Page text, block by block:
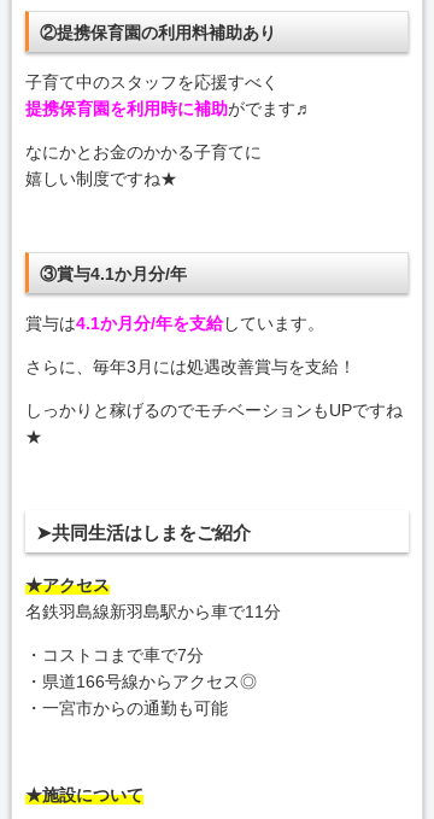
②提携保育園の利用料補助あり
子育て中のスタッフを応援すべく
提携保育園を利用時に補助がでます♬
なにかとお金のかかる子育てに
嬉しい制度ですね★
③賞与4.1か月分/年
賞与は4.1か月分/年を支給しています。
さらに、毎年3月には処遇改善賞与を支給！
しっかりと稼げるのでモチベーションもUPですね
★
➤共同生活はしまをご紹介
★アクセス
名鉄羽島線新羽島駅から車で11分
・コストコまで車で7分
・県道166号線からアクセス◎
・一宮市からの通勤も可能
★施設について